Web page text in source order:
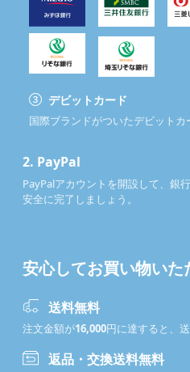
デビットカード
国際ブランドがついたデビットカ
2. PayPal
PayPalアカウントを開設して、銀
安全に完了しましょう。
安心してお買い物いた
送料無料
注文金額が16,000円に達すると、
返品・交換送料無料